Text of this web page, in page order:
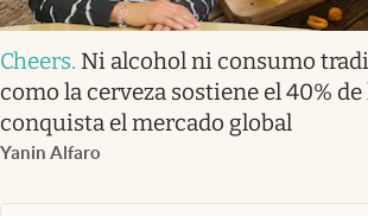
Cheers. Ni alcohol ni consumo
como la cerveza sostiene el 40%
conquista el mercado global
Yanin Alfaro